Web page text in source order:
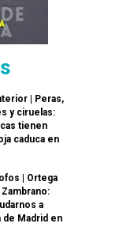
| Peras,
y ciruelas:
tienen
caduca en
| Ortega
a
de Madrid en